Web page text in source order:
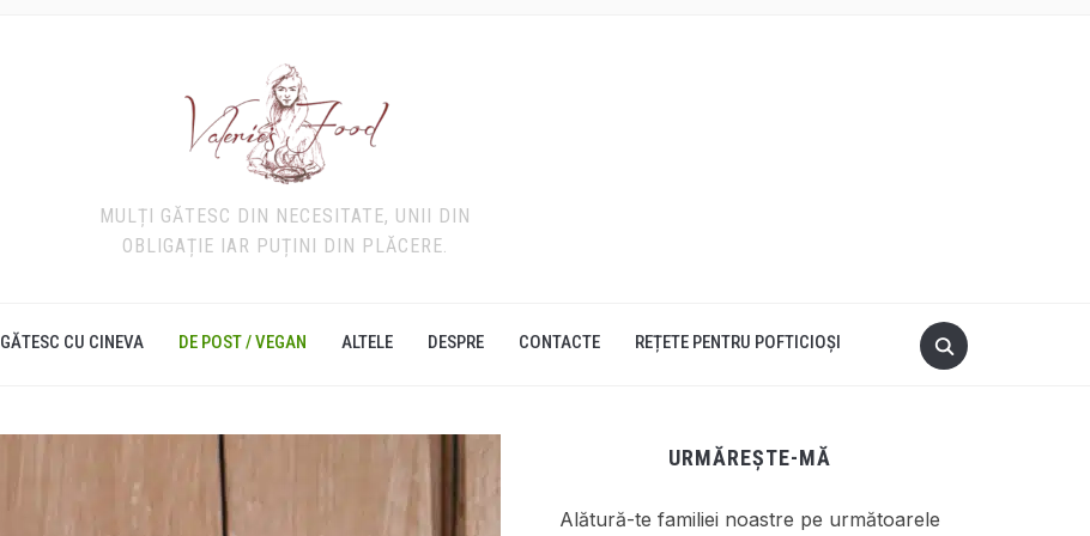
MULȚI GĂTESC DIN NECESITATE, UNII DIN
OBLIGAȚIE IAR PUȚINI DIN PLĂCERE.
GĂTESC CU CINEVA DE POST / VEGAN ALTELE DESPRE CONTACTE REȚETE PENTRU POFTICIOȘI
URMĂREȘTE-MĂ
Alătură-te familiei noastre pe următoarele